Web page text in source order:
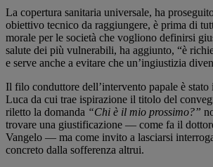
La copertura sanitaria universale, ha
obiettivo tecnico da raggiungere, è prima di
morale per le società che vogliono definirsi
salute dei più vulnerabili, ha aggiunto, “è
e serve anche a evitare che un’ingiustizia
Il filo conduttore dell’intervento papale è
Luca da cui trae ispirazione il titolo del
riletto la domanda “Chi è il mio prossimo?”
trovare una giustificazione — come fa il
Vangelo — ma come invito a lasciarsi
concreto dalla sofferenza altrui.